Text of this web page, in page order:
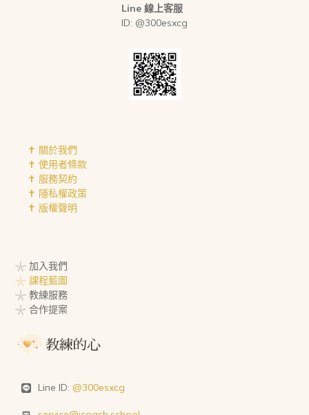
Line 線上客服
ID: @300esxcg
✝︎ 關於我們
✝︎ 使用者條款
✝︎ 服務契約
✝︎ 隱私權政策
✝︎ 版權聲明
𓇼 加入我們
𓇼 課程藍圖
𓇼 教練服務
𓇼 合作提案
Line ID: @300esxcg